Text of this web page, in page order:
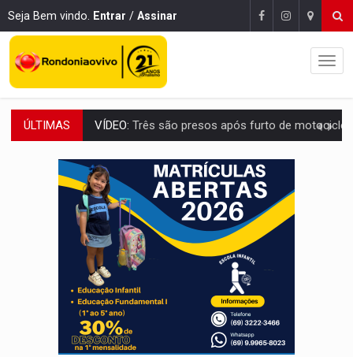
Seja Bem vindo. Entrar / Assinar
ÚLTIMAS CELEBRAÇÃO:Cerejeiras completa 43 anos de emancipação com
SAÚDE:Anvisa desmente boato sobre presença de plástico ou
VÍDEO:Pitbulls fogem de residência e atacam casal de idosos
AÇÃO CONJUNTA:Forças policiais apreendem cerca de 1kg de
PF ESTÁ APURANDO: Flávio Bolsonaro escolhe Alfredo Gaspar como vice, alvo de
NO CENTRO: Colisão entre ônibus e carro provoca
ELEIÇÕES 2026: Candidato a deputado estadual declara carros por R$ 25 e
VÍDEO:Motocicletas batem de frente e duas pessoas ficam